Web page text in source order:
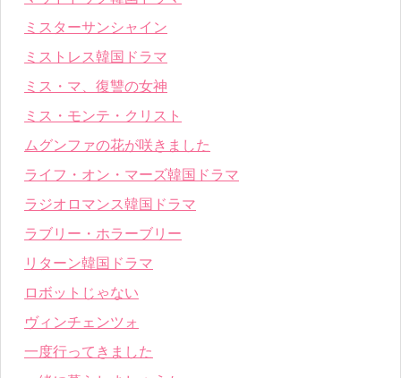
ミスターサンシャイン
ミストレス韓国ドラマ
ミス・マ、復讐の女神
ミス・モンテ・クリスト
ムグンファの花が咲きました
ライフ・オン・マーズ韓国ドラマ
ラジオロマンス韓国ドラマ
ラブリー・ホラーブリー
リターン韓国ドラマ
ロボットじゃない
ヴィンチェンツォ
一度行ってきました